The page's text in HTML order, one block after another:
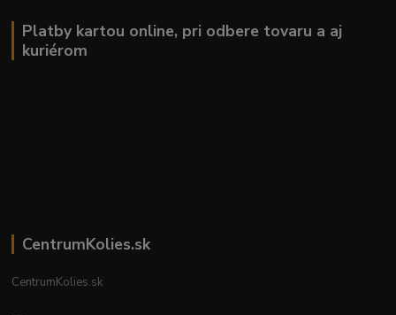
Platby kartou online, pri odbere tovaru a aj
kuriérom
CentrumKolies.sk
CentrumKolies.sk